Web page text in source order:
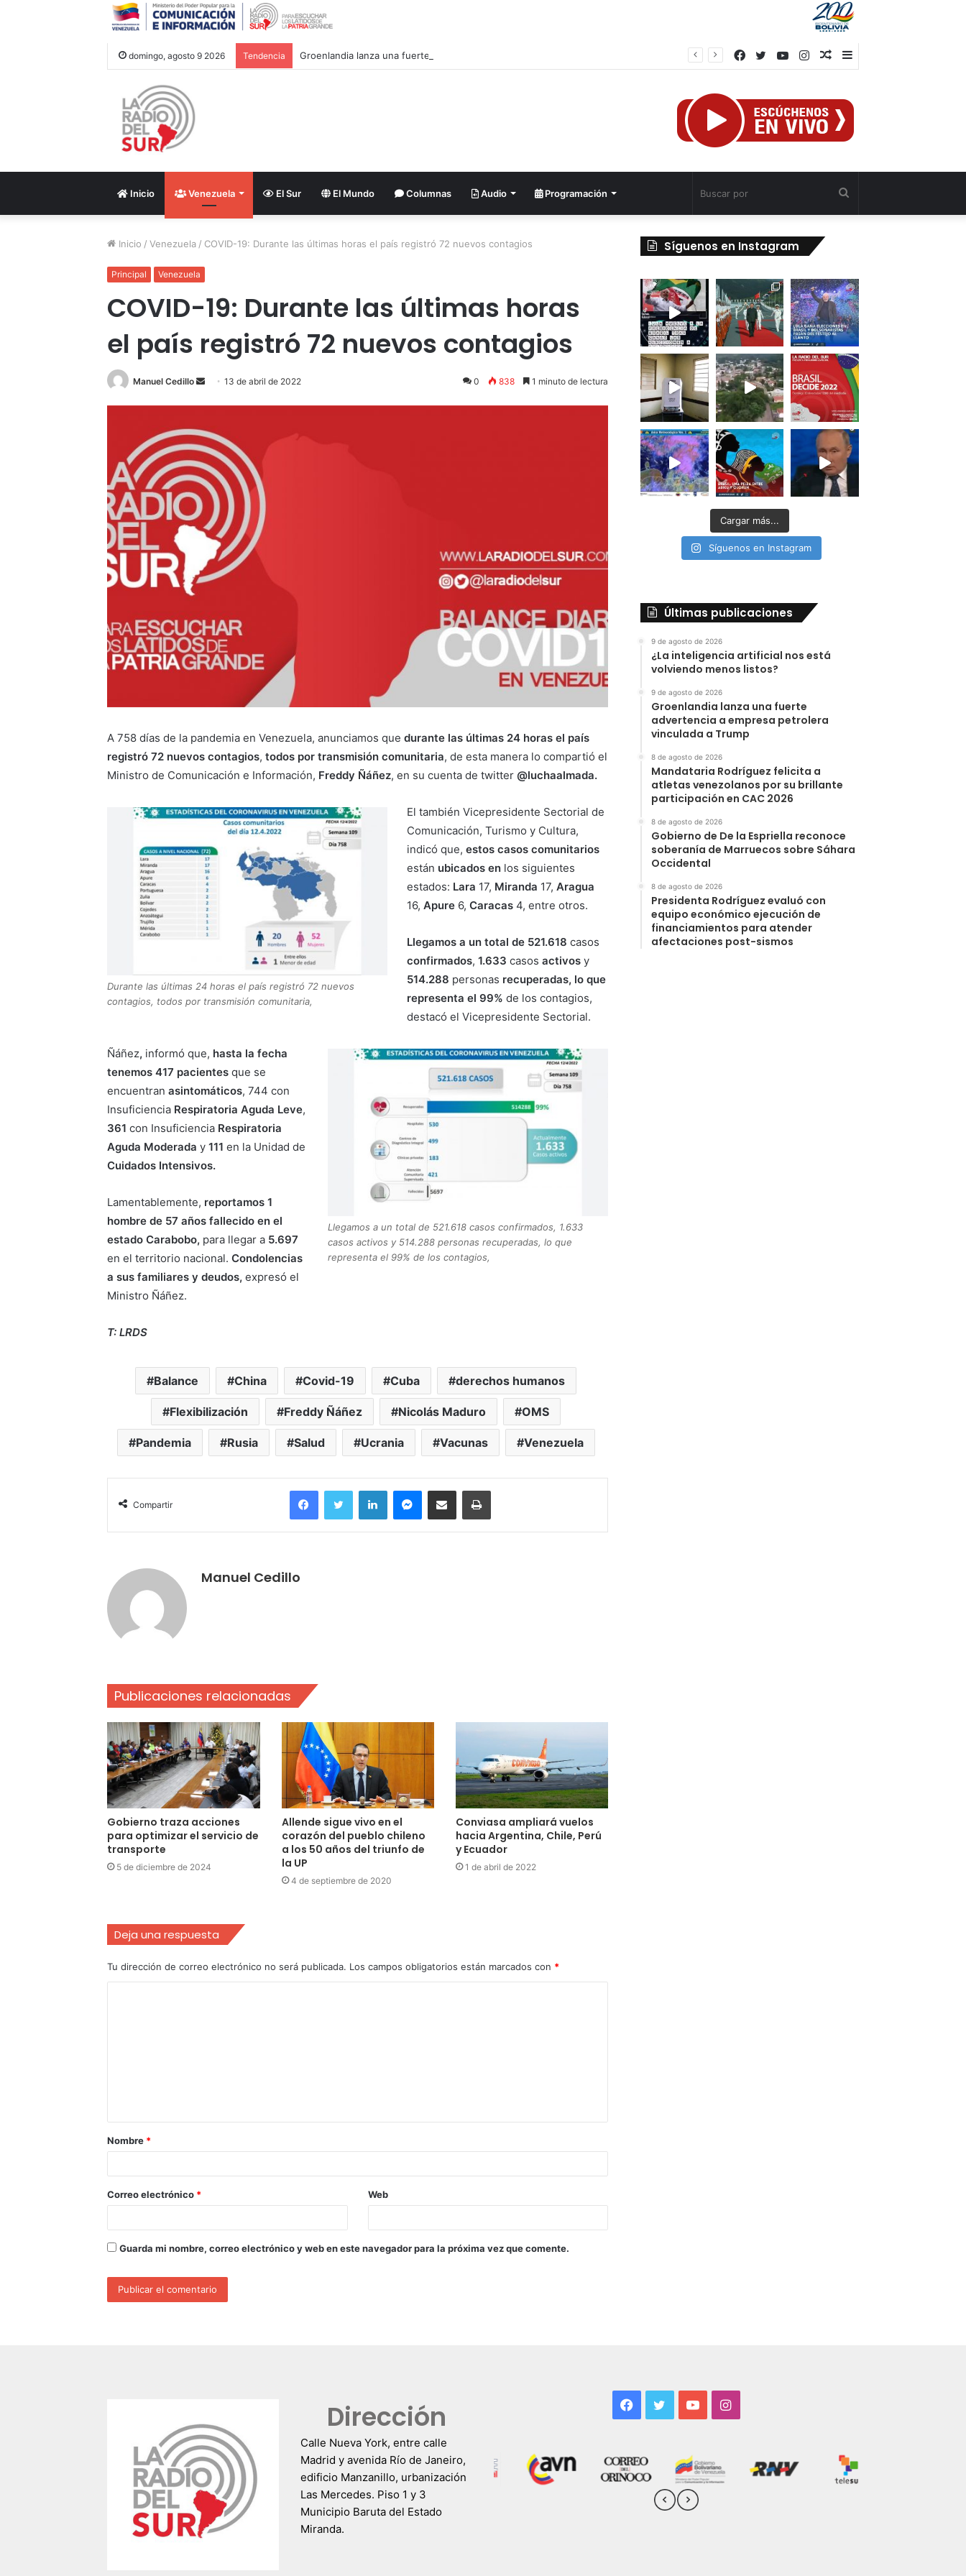
domingo, agosto 9 2026 Tendencia Groenlandia lanza una fuerte advertencia a empresa petrolera vinculada a Trump
Barra
Publicación
azar
Instagram
YouTube
Twitter
Facebook
Inicio Venezuela El Sur El Mundo Columnas Audio Programación
Inicio / Venezuela / COVID-19: Durante las últimas horas el país registró 72 nuevos contagios
Principal Venezuela
COVID-19: Durante las últimas horas
el país registró 72 nuevos contagios
Manuel Cedillo
Send13 de abril de 2022 0 838 1 minuto de lectura
A 758 días de la pandemia en Venezuela, anunciamos quedurante las últimas 24 horas el país
registró 72 nuevos contagios,todos por transmisión comunitaria, de esta manera lo compartió el
Ministro de Comunicación e Información, Freddy Ñáñez, en su cuenta de twitter@luchaalmada.
Durante las últimas 24 horas el país registró 72 nuevos
contagios, todos por transmisión comunitaria,
El también Vicepresidente Sectorial de
Comunicación, Turismo y Cultura,
indicó que, estos casos comunitarios
están ubicados enlos siguientes
estados: Lara 17, Miranda 17, Aragua
16, Apure6, Caracas 4, entre otros.
Llegamos a un total de 521.618 casos
confirmados, 1.633 casos activosy
514.288 personas recuperadas, lo que
representa el 99% de los contagios,
destacó el Vicepresidente Sectorial.
Llegamos a un total de 521.618 casos confirmados, 1.633
casos activos y 514.288 personas recuperadas, lo que
representa el 99% de los contagios,
Ñáñez, informó que, hasta la fecha
tenemos 417 pacientes que se
encuentranasintomáticos, 744 con
Insuficiencia Respiratoria Aguda Leve,
361 con Insuficiencia Respiratoria
Aguda Moderada y111 en la Unidad de
Cuidados Intensivos.
Lamentablemente, reportamos 1
hombre de 57 años fallecido en el
estado Carabobo, para llegar a 5.697
en el territorio nacional.Condolencias
a sus familiares y deudos, expresó el
Ministro Ñáñez.
T: LRDS
Balance China Covid-19 Cuba derechos humanos
Flexibilización Freddy Ñáñez Nicolás Maduro OMS
Pandemia Rusia Salud Ucrania Vacunas Venezuela
Compartir
FacebookTwitter LinkedInMessengerCompartir por correo electrónicoImprimir
Manuel Cedillo
Publicaciones relacionadas
Gobierno traza acciones
para optimizar el servicio de
transporte
5 de diciembre de 2024
Allende sigue vivo en el
corazón del pueblo chileno
a los 50 años del triunfo de
la UP
4 de septiembre de 2020
Conviasa ampliará vuelos
hacia Argentina, Chile, Perú
y Ecuador
1 de abril de 2022
Deja una respuesta
Tu dirección de correo electrónico no será publicada. Los campos obligatorios están marcados con *
Nombre *
Correo electrónico * Web
Guarda mi nombre, correo electrónico y web en este navegador para la próxima vez que comente.
Síguenos en Instagram
Cargar más...
Síguenos en Instagram
Últimas publicaciones
9 de agosto de 2026
¿La inteligencia artificial nos está
volviendo menos listos?
9 de agosto de 2026
Groenlandia lanza una fuerte
advertencia a empresa petrolera
vinculada a Trump
8 de agosto de 2026
Mandataria Rodríguez felicita a
atletas venezolanos por su brillante
participación en CAC 2026
8 de agosto de 2026
Gobierno de De la Espriella reconoce
soberanía de Marruecos sobre Sáhara
Occidental
8 de agosto de 2026
Presidenta Rodríguez evaluó con
equipo económico ejecución de
financiamientos para atender
afectaciones post-sismos
Dirección
Calle Nueva York, entre calle
Madrid y avenida Río de Janeiro,
edificio Manzanillo, urbanización
Las Mercedes. Piso 1 y 3
Municipio Baruta del Estado
Miranda.
Facebook
TwitterYouTubeInstagram